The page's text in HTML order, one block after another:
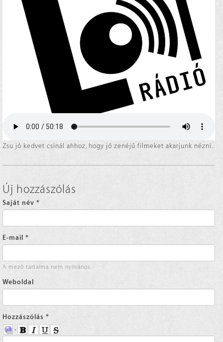
Zsu jó kedvet csinál ahhoz, hogy jó zenéjű filmeket akarjunk nézni.
Új hozzászólás
Saját név *
E-mail *
A mező tartalma nem nyilvános.
Weboldal
Hozzászólás *